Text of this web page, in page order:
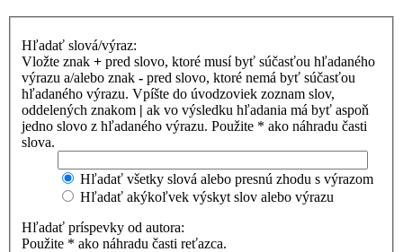
Hľadať slová/výraz:
Vložte znak + pred slovo, ktoré musí byť súčasťou hľadaného
výrazu a/alebo znak - pred slovo, ktoré nemá byť súčasťou
hľadaného výrazu. Vpíšte do úvodzoviek zoznam slov,
oddelených znakom | ak vo výsledku hľadania má byť aspoň
jedno slovo z hľadaného výrazu. Použite * ako náhradu časti
slova.
Hľadať všetky slová alebo presnú zhodu s výrazom
Hľadať akýkoľvek výskyt slov alebo výrazu
Hľadať príspevky od autora:
Použite * ako náhradu časti reťazca.